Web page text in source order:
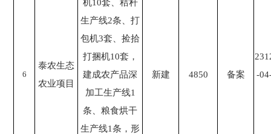
6
泰农生态
农业项目
机10套、秸秆
⽣产线2条、打
包机3套、捡拾
打捆机10套，
建成农产品深
加⼯⽣产线1
条、粮⻝烘⼲
⽣产线1条，形
新建 4850 备案
-